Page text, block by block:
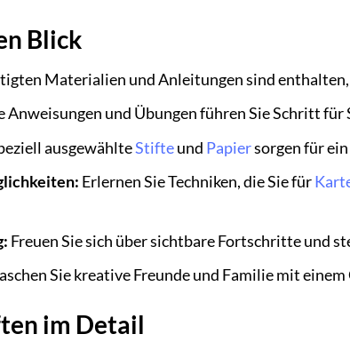
Blick
Materialien und Anleitungen sind
Anweisungen und Übungen führen Sie Schritt
ausgewählteStifteund Papiersorgen für ein
Erlernen Sie Techniken, die Sie für
Freuen Sie sich über sichtbare Fortschritte und
Sie kreative Freunde und Familie mit
im Detail